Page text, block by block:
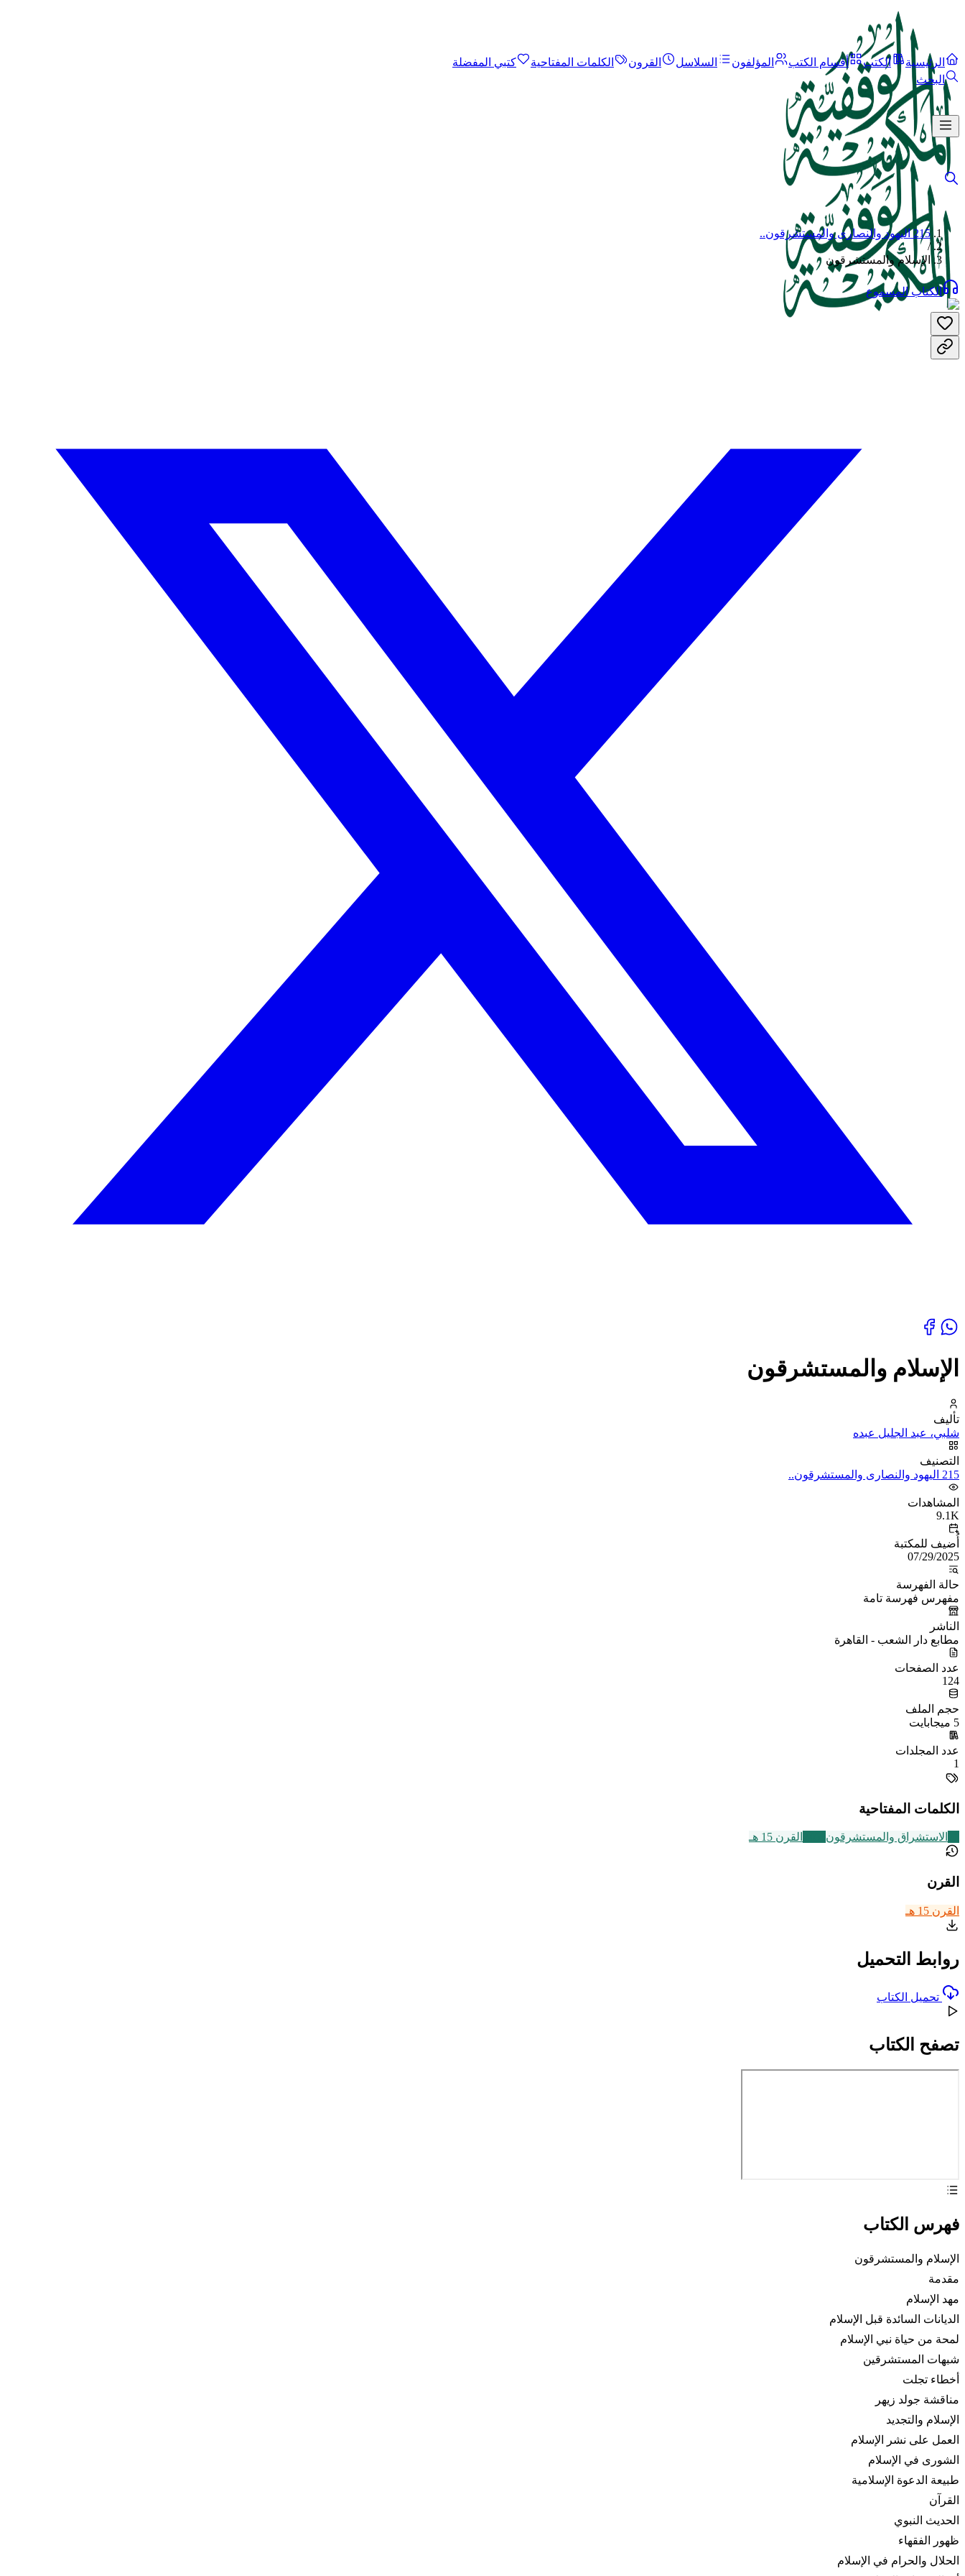
الرئيسية الكتب أقسام الكتب المؤلفون السلاسل القرون الكلمات المفتاحية
كتبي المفضلة
البحث
215 اليهود والنصارى والمستشرقون..
/
الإسلام والمستشرقون
الكتاب المسموع
الإسلام والمستشرقون
تأليف
شلبي، عبد الجليل عبده
التصنيف
215 اليهود والنصارى والمستشرقون..
المشاهدات
9.1K
أُضيف للمكتبة
07/29/2025
حالة الفهرسة
مفهرس فهرسة تامة
الناشر
مطابع دار الشعب - القاهرة
عدد الصفحات
124
حجم الملف
5 ميجابايت
عدد المجلدات
1
الكلمات المفتاحية
الاستشراق والمستشرقون القرن 15 هـ
القرن
القرن 15 هـ
روابط التحميل
تحميل الكتاب
تصفح الكتاب
فهرس الكتاب
الإسلام والمستشرقون
مقدمة
مهد الإسلام
الديانات السائدة قبل الإسلام
لمحة من حياة نبي الإسلام
شبهات المستشرقين
أخطاء تجلت
مناقشة جولد زيهر
الإسلام والتجديد
العمل على نشر الإسلام
الشورى في الإسلام
طبيعة الدعوة الإسلامية
القرآن
الحديث النبوي
ظهور الفقهاء
الحلال والحرام في الإسلام